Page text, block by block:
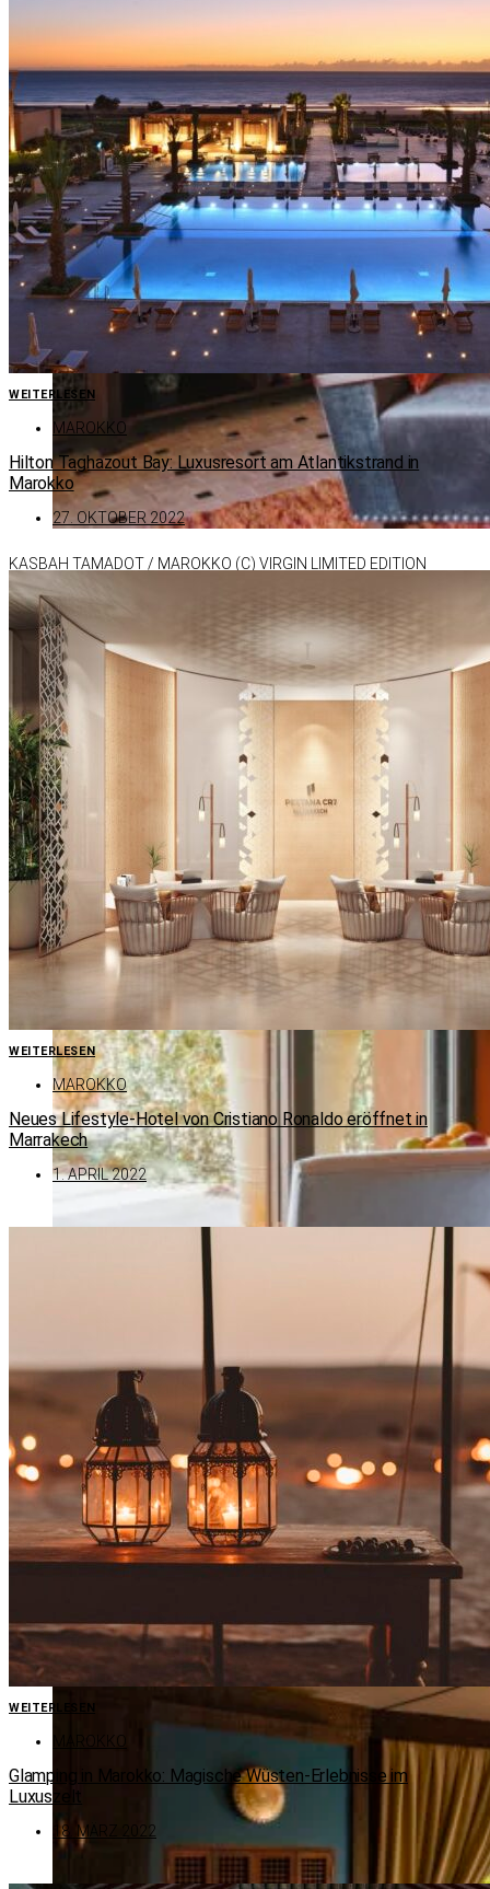
KAS­BAH TA­MA­DOT /​ MA­ROKKO (C) VIR­GIN LI­MI­TED EDI­TION
KAS­BAH TA­MA­DOT /​ MA­ROKKO (C) VIR­GIN LI­MI­TED EDI­TION
WEITERLESEN
MAROKKO
Hilton Taghazout Bay: Luxusresort am Atlantikstrand in
Marokko
27. OKTOBER 2022
WEITERLESEN
MAROKKO
Neues Lifestyle-Hotel von Cristiano Ronaldo eröffnet in
Marrakech
1. APRIL 2022
WEITERLESEN
MAROKKO
Glamping in Marokko: Magische Wüsten-Erlebnisse im
Luxuszelt
18. MÄRZ 2022